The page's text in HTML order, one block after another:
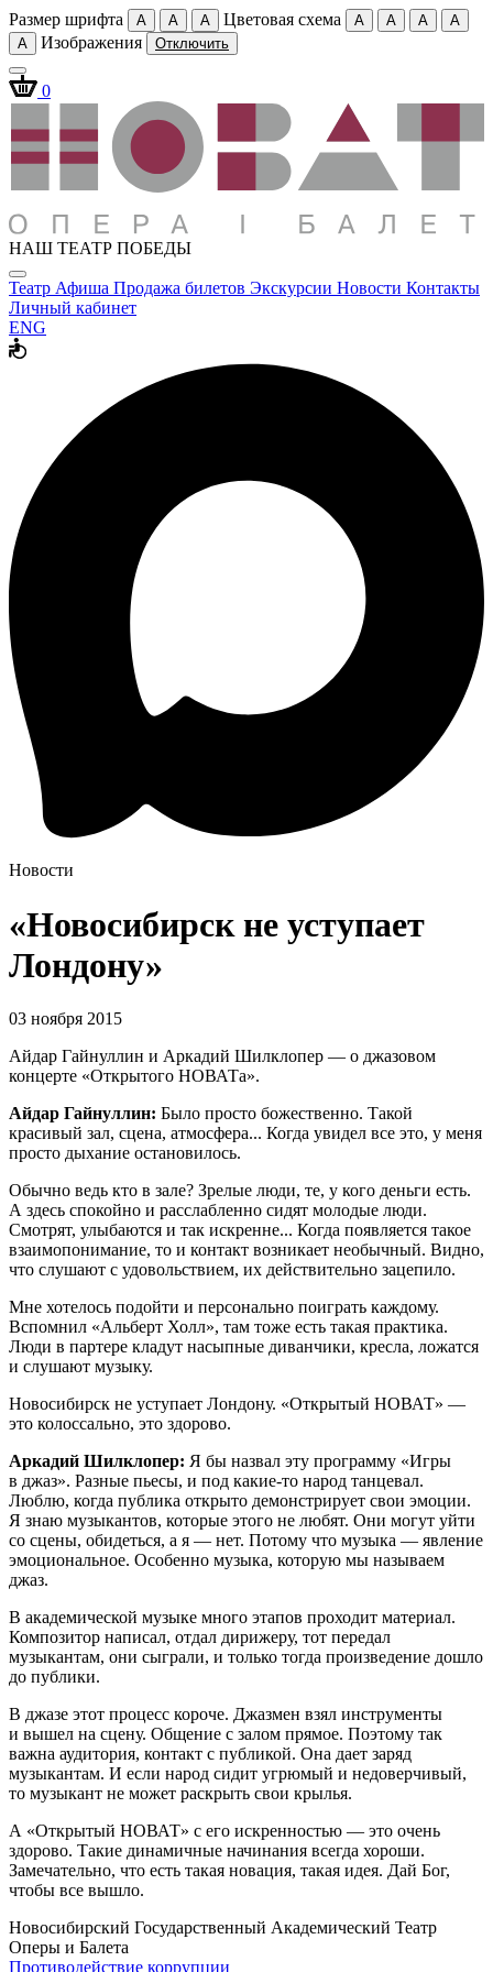
Размер шрифта A A A Цветовая схема A A A
A
A
Изображения Отключить
0
НАШ ТЕАТР ПОБЕДЫ
Театр Афиша Продажа билетов Экскурсии Новости Контакты
Личный кабинет
ENG
Новости
«Новосибирск не уступает
Лондону»
03 ноября 2015
Айдар Гайнуллин и Аркадий Шилклопер — о джазовом
концерте «Открытого НОВАТа».
Айдар Гайнуллин: Было просто божественно. Такой
красивый зал, сцена, атмосфера... Когда увидел все это, у меня
просто дыхание остановилось.
Обычно ведь кто в зале? Зрелые люди, те, у кого деньги есть.
А здесь спокойно и расслабленно сидят молодые люди.
Смотрят, улыбаются и так искренне... Когда появляется такое
взаимопонимание, то и контакт возникает необычный. Видно,
что слушают с удовольствием, их действительно зацепило.
Мне хотелось подойти и персонально поиграть каждому.
Вспомнил «Альберт Холл», там тоже есть такая практика.
Люди в партере кладут насыпные диванчики, кресла, ложатся
и слушают музыку.
Новосибирск не уступает Лондону. «Открытый НОВАТ» —
это колоссально, это здорово.
Аркадий Шилклопер: Я бы назвал эту программу «Игры
в джаз». Разные пьесы, и под какие-то народ танцевал.
Люблю, когда публика открыто демонстрирует свои эмоции.
Я знаю музыкантов, которые этого не любят. Они могут уйти
со сцены, обидеться, а я — нет. Потому что музыка — явление
эмоциональное. Особенно музыка, которую мы называем
джаз.
В академической музыке много этапов проходит материал.
Композитор написал, отдал дирижеру, тот передал
музыкантам, они сыграли, и только тогда произведение дошло
до публики.
В джазе этот процесс короче. Джазмен взял инструменты
и вышел на сцену. Общение с залом прямое. Поэтому так
важна аудитория, контакт с публикой. Она дает заряд
музыкантам. И если народ сидит угрюмый и недоверчивый,
то музыкант не может раскрыть свои крылья.
А «Открытый НОВАТ» с его искренностью — это очень
здорово. Такие динамичные начинания всегда хороши.
Замечательно, что есть такая новация, такая идея. Дай Бог,
чтобы все вышло.
Новосибирский Государственный Академический Театр
Оперы и Балета
Противодействие коррупции